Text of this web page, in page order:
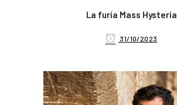
La furia Mass Hysteria
31/10/2023